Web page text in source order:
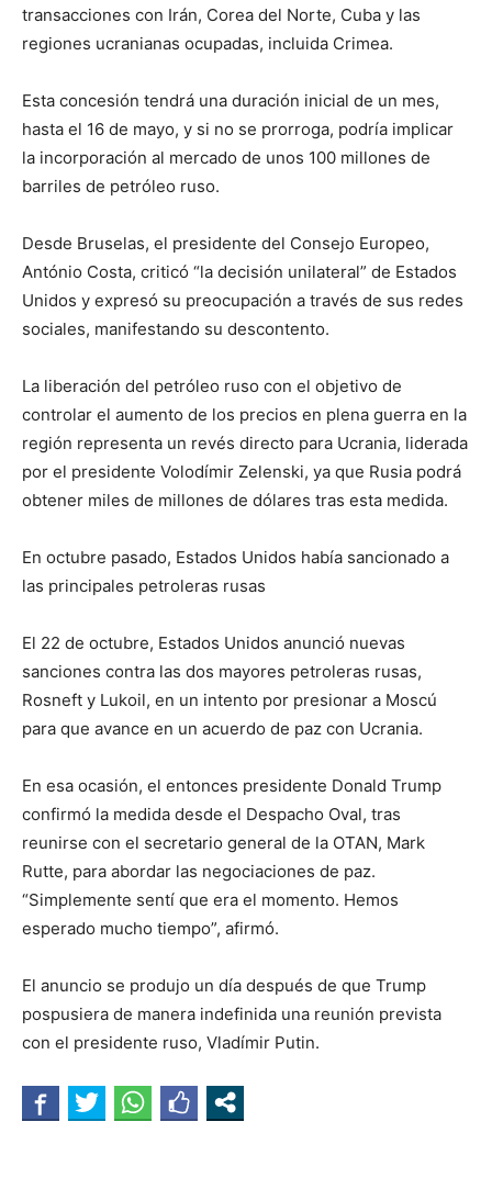
transacciones con Irán, Corea del Norte, Cuba y las
regiones ucranianas ocupadas, incluida Crimea.
Esta concesión tendrá una duración inicial de un mes,
hasta el 16 de mayo, y si no se prorroga, podría implicar
la incorporación al mercado de unos 100 millones de
barriles de petróleo ruso.
Desde Bruselas, el presidente del Consejo Europeo,
António Costa, criticó “la decisión unilateral” de Estados
Unidos y expresó su preocupación a través de sus redes
sociales, manifestando su descontento.
La liberación del petróleo ruso con el objetivo de
controlar el aumento de los precios en plena guerra en la
región representa un revés directo para Ucrania, liderada
por el presidente Volodímir Zelenski, ya que Rusia podrá
obtener miles de millones de dólares tras esta medida.
En octubre pasado, Estados Unidos había sancionado a
las principales petroleras rusas
El 22 de octubre, Estados Unidos anunció nuevas
sanciones contra las dos mayores petroleras rusas,
Rosneft y Lukoil, en un intento por presionar a Moscú
para que avance en un acuerdo de paz con Ucrania.
En esa ocasión, el entonces presidente Donald Trump
confirmó la medida desde el Despacho Oval, tras
reunirse con el secretario general de la OTAN, Mark
Rutte, para abordar las negociaciones de paz.
“Simplemente sentí que era el momento. Hemos
esperado mucho tiempo”, afirmó.
El anuncio se produjo un día después de que Trump
pospusiera de manera indefinida una reunión prevista
con el presidente ruso, Vladímir Putin.